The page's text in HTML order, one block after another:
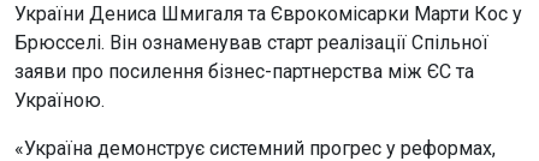
України Дениса Шмигаля та Єврокомісарки Марти Кос у
Брюсселі. Він ознаменував старт реалізації Спільної
заяви про посилення бізнес-партнерства між ЄС та
Україною.
«Україна демонструє системний прогрес у реформах,